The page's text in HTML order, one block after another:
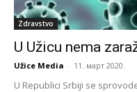
Zdravstvo
U Užicu nema
Užice Media - 11. март 2020.
U Republici Srbiji se